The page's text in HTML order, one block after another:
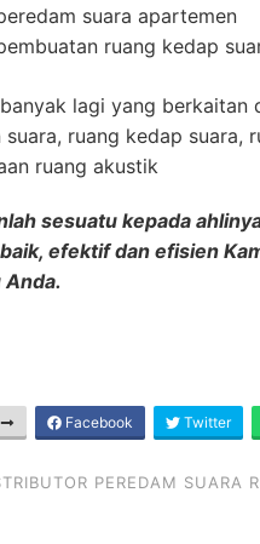
suara apartemen
ruang kedap
lagi yang berkaitan
suara, ruang kedap suara,
ruang akustik
sesuatu kepada
efektif dan efisien
Facebook Twitter
PEREDAM SUARA